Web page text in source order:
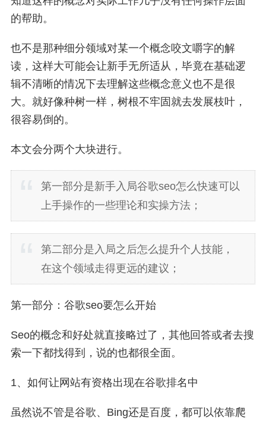
的帮助。
也不是那种细分领域对某一个概念咬文嚼字的解
读，这样大可能会让新手无所适从，毕竟在基础逻
辑不清晰的情况下去理解这些概念意义也不是很
大。就好像种树一样，树根不牢固就去发展枝叶，
很容易倒的。
本文会分两个大块进行。
第一部分是新手入局谷歌seo怎么快速可以
上手操作的一些理论和实操方法；
第二部分是入局之后怎么提升个人技能，
在这个领域走得更远的建议；
第一部分：谷歌seo要怎么开始
Seo的概念和好处就直接略过了，其他回答或者去搜
索一下都找得到，说的也都很全面。
1、如何让网站有资格出现在谷歌排名中
虽然说不管是谷歌、Bing还是百度，都可以依靠爬